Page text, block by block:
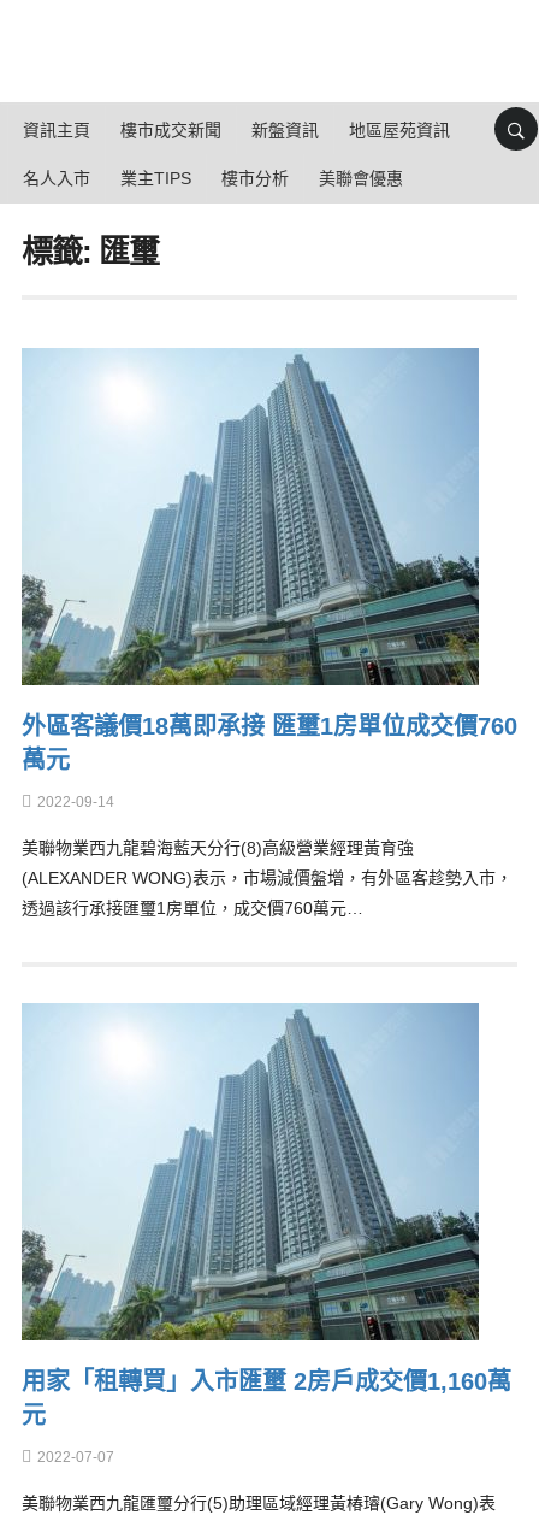
資訊主頁 樓市成交新聞 新盤資訊 地區屋苑資訊
名人入市 業主TIPS 樓市分析 美聯會優惠
標籤: 匯璽
外區客議價18萬即承接 匯璽1房單位成交價760
萬元
2022-09-14
美聯物業西九龍碧海藍天分行(8)高級營業經理黃育強
(ALEXANDER WONG)表示，市場減價盤增，有外區客趁勢入市，
透過該行承接匯璽1房單位，成交價760萬元…
用家「租轉買」入市匯璽 2房戶成交價1,160萬
元
2022-07-07
美聯物業西九龍匯璽分行(5)助理區域經理黃椿璿(Gary Wong)表